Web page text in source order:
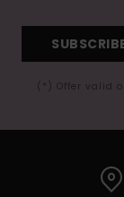
(*) Offer valid